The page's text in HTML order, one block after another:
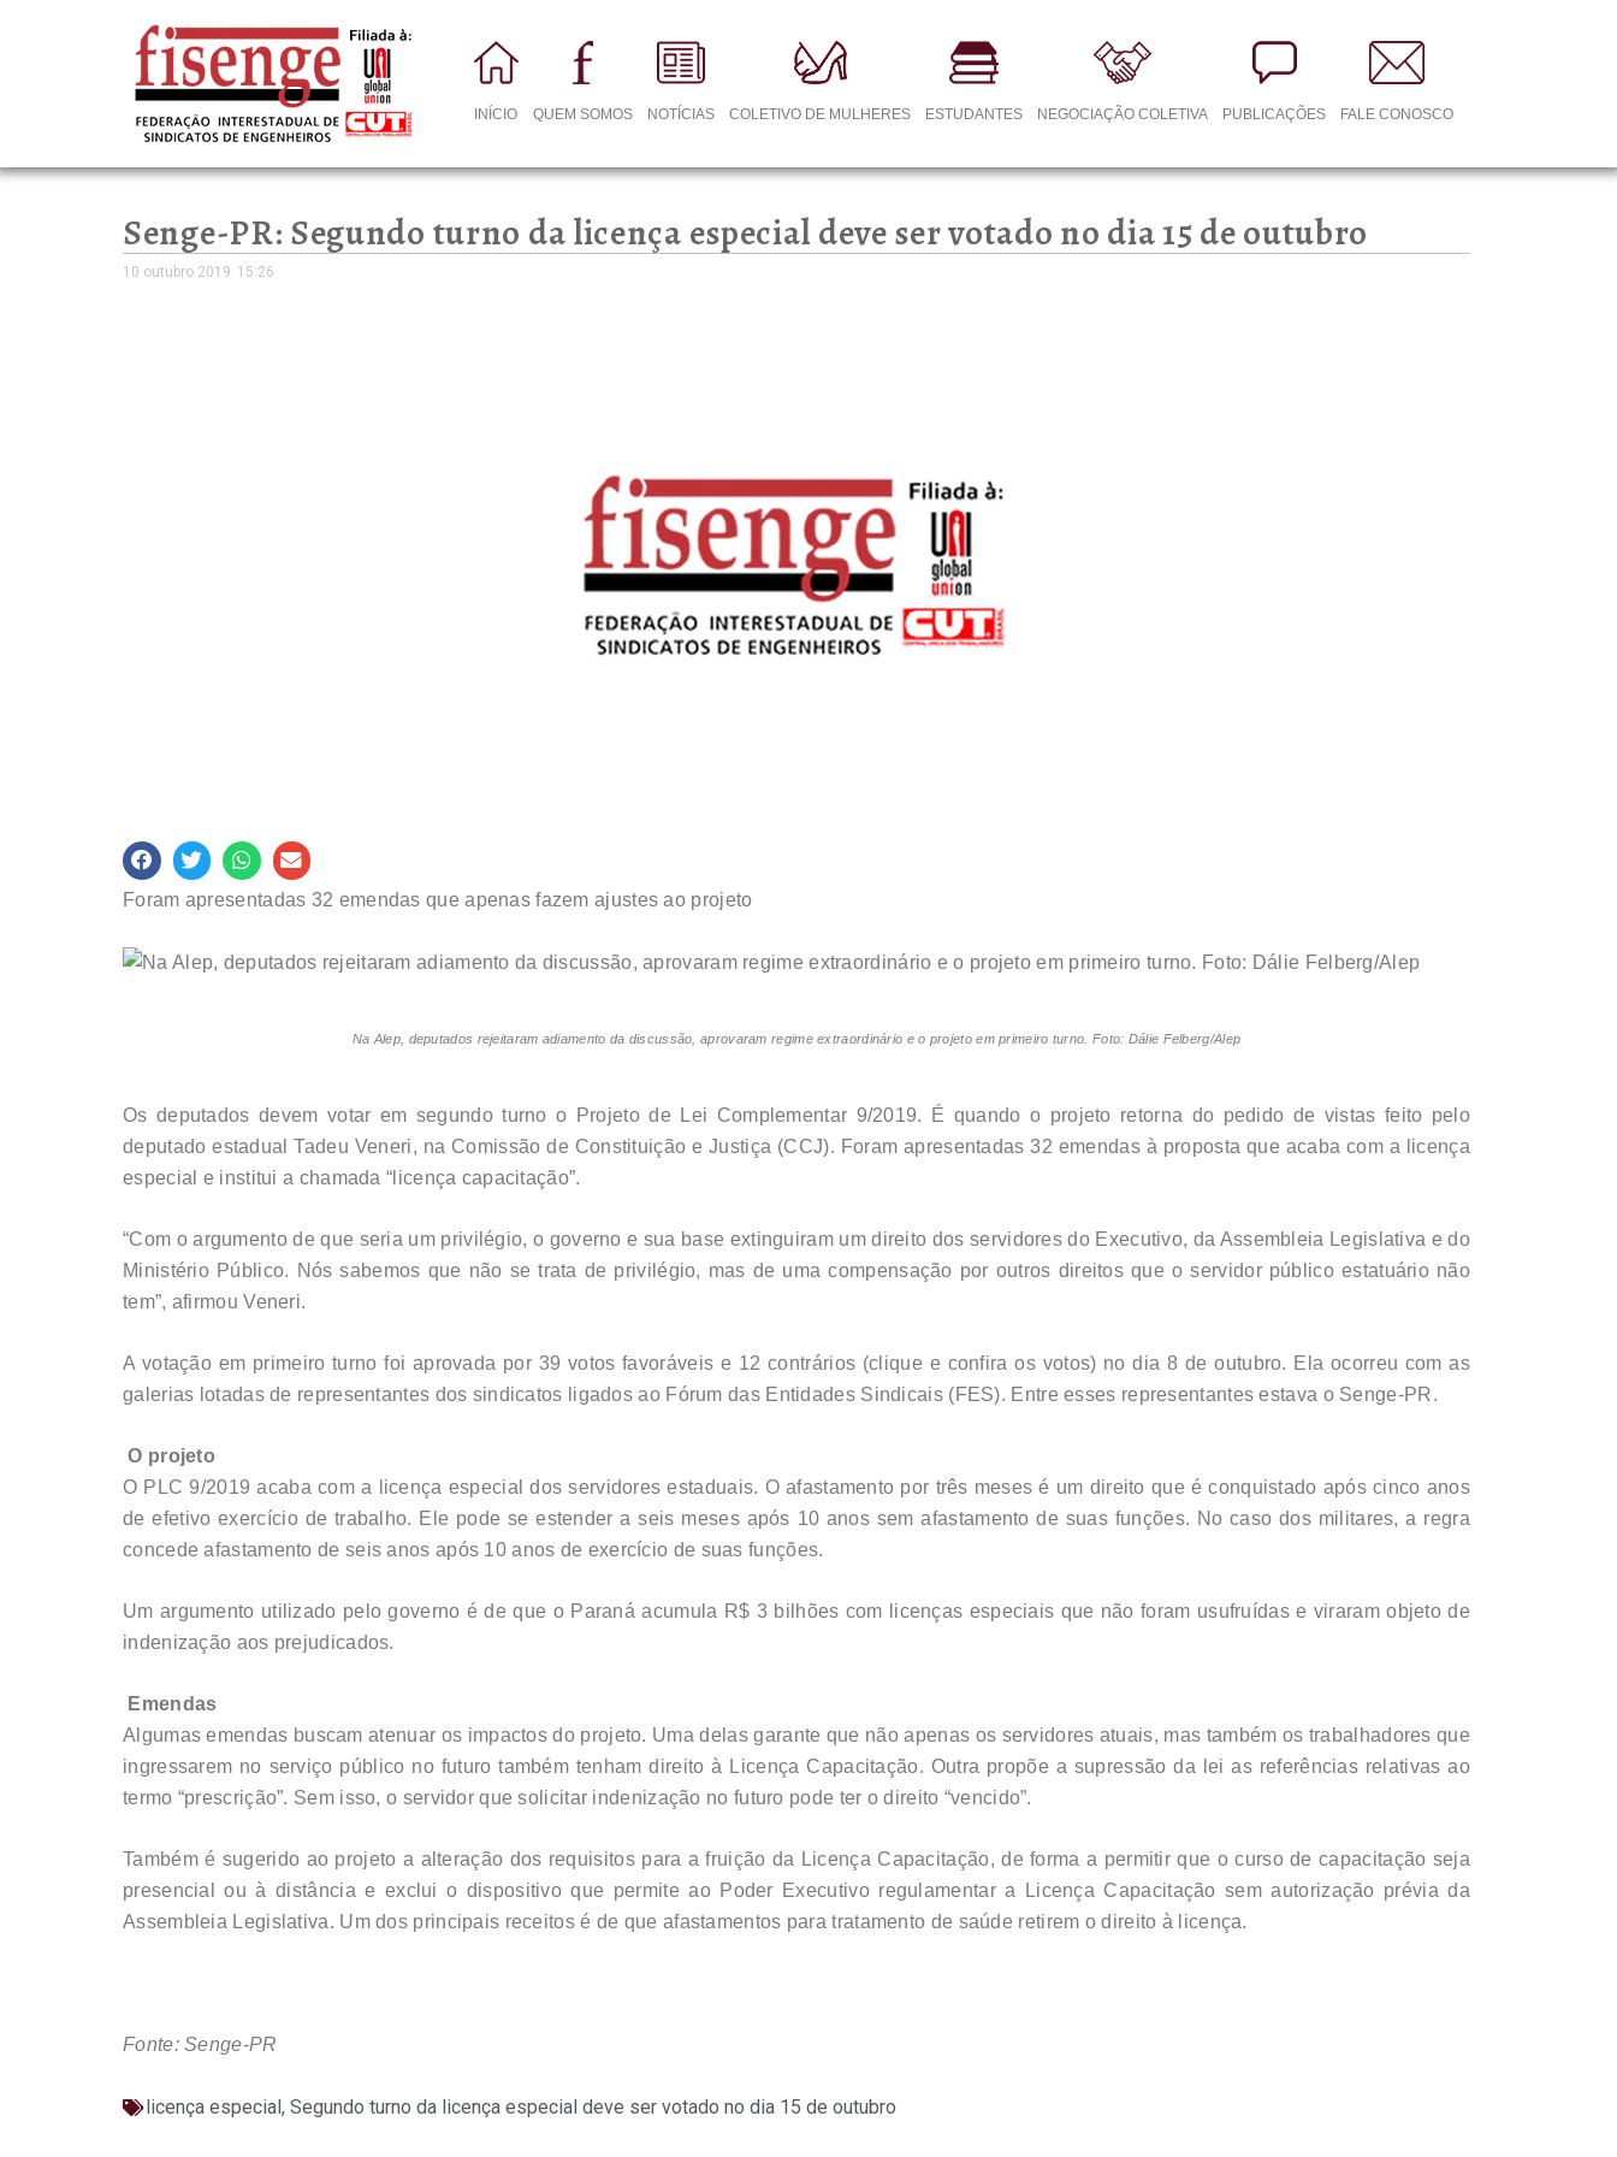
INÍCIO QUEM SOMOS NOTÍCIAS COLETIVO DE MULHERES ESTUDANTES NEGOCIAÇÃO COLETIVA PUBLICAÇÕES FALE CONOSCO
Senge-PR: Segundo turno da licença especial deve ser votado no dia 15 de outubro
10 outubro 2019 15:26
Foram apresentadas 32 emendas que apenas fazem ajustes ao projeto
Na Alep, deputados rejeitaram adiamento da discussão, aprovaram regime extraordinário e o projeto em primeiro turno. Foto: Dálie Felberg/Alep
Os deputados devem votar em segundo turno o Projeto de Lei Complementar 9/2019. É quando o projeto retorna do pedido de vistas feito pelo
deputado estadual Tadeu Veneri, na Comissão de Constituição e Justiça (CCJ). Foram apresentadas 32 emendas à proposta que acaba com a licença
especial e institui a chamada “licença capacitação”.
“Com o argumento de que seria um privilégio, o governo e sua base extinguiram um direito dos servidores do Executivo, da Assembleia Legislativa e do
Ministério Público. Nós sabemos que não se trata de privilégio, mas de uma compensação por outros direitos que o servidor público estatuário não
tem”, afirmou Veneri.
A votação em primeiro turno foi aprovada por 39 votos favoráveis e 12 contrários (clique e confira os votos) no dia 8 de outubro. Ela ocorreu com as
galerias lotadas de representantes dos sindicatos ligados ao Fórum das Entidades Sindicais (FES). Entre esses representantes estava o Senge-PR.
O projeto
O PLC 9/2019 acaba com a licença especial dos servidores estaduais. O afastamento por três meses é um direito que é conquistado após cinco anos
de efetivo exercício de trabalho. Ele pode se estender a seis meses após 10 anos sem afastamento de suas funções. No caso dos militares, a regra
concede afastamento de seis anos após 10 anos de exercício de suas funções.
Um argumento utilizado pelo governo é de que o Paraná acumula R$ 3 bilhões com licenças especiais que não foram usufruídas e viraram objeto de
indenização aos prejudicados.
Emendas
Algumas emendas buscam atenuar os impactos do projeto. Uma delas garante que não apenas os servidores atuais, mas também os trabalhadores que
ingressarem no serviço público no futuro também tenham direito à Licença Capacitação. Outra propõe a supressão da lei as referências relativas ao
termo “prescrição”. Sem isso, o servidor que solicitar indenização no futuro pode ter o direito “vencido”.
Também é sugerido ao projeto a alteração dos requisitos para a fruição da Licença Capacitação, de forma a permitir que o curso de capacitação seja
presencial ou à distância e exclui o dispositivo que permite ao Poder Executivo regulamentar a Licença Capacitação sem autorização prévia da
Assembleia Legislativa. Um dos principais receitos é de que afastamentos para tratamento de saúde retirem o direito à licença.
Fonte: Senge-PR
licença especial, Segundo turno da licença especial deve ser votado no dia 15 de outubro